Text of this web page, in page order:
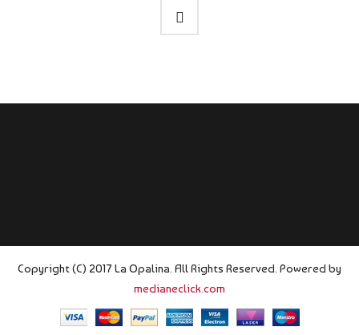
Copyright (C) 2017 La Opalina. All Rights Reserved. Powered by
medianeclick.com